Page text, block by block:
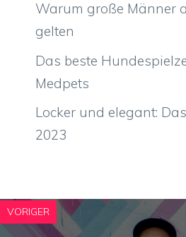
Warum große Männer
gelten
Das beste
Medpets
Locker und elegant:
2023
VORIGER